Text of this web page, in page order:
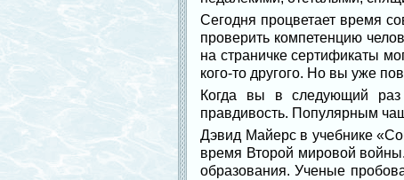
Сегодня процветает время
проверить компетенцию
на страничке сертификаты
кого-то другого. Но вы уже
Когда вы в следующий раз
правдивость. Популярным
Дэвид Майерс в учебнике
время Второй мировой
образования. Ученые